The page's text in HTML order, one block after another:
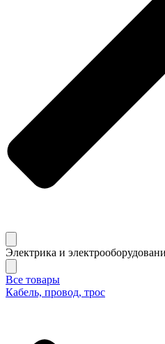
Электрика и
Все товары
Кабель, провод, трос